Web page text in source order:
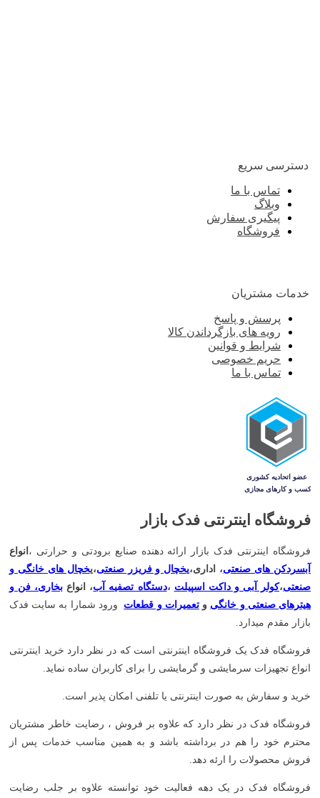
سریع
تماس با ما
وبلاگ
پیگیری سفارش
فروشگاه
مشتریان
پرسش و پاسخ
رویه های بازگرداندن کالا
شرایط و قوانین
حریم خصوصی
تماس با ما
اینترنتی فدک بازار
اینترنتی فدک بازار ارائه دهنده صنایع برودتی و حرارتی ،انواع
های صنعتی، اداری،یخچال و فریزر صنعتی،یخچال های خانگی و
،کولر آبی و داکت اسپیلت،دستگاه تصفیه آب، انواع
بخاری، فن و
صنعتی و خانگیوتعمیرات و قطعاتورود شمارا به سایت فدک
مقدم میدارد.
فدک یک فروشگاه اینترنتی است که در نظر دارد خرید اینترنتی
تجهیزات سرمایشی و گرمایشی را برای کاربران ساده نماید.
و سفارش به صورت اینترنتی یا تلفنی امکان پذیر است.
فدک در نظر دارد که علاوه بر فروش ، رضایت خاطر مشتریان
خود را هم در برداشته باشد و به همین مناسب خدمات پس از
محصولات را ارئه دهد.
فدک در یک دهه فعالیت خود توانسته علاوه بر جلب رضایت